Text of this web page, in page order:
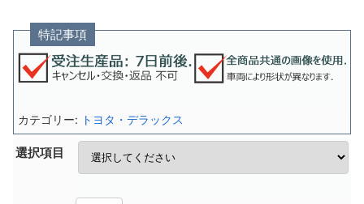
特記事項
選択項目
カテゴリー: トヨタ・デラックス